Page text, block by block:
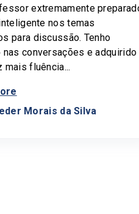
extremamente
nos temas
para discussão. Tenho
nas conversações e adquirido
mais fluência...
Morais da Silva